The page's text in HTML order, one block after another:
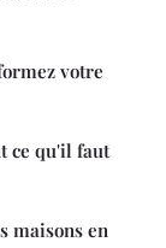
votre
ce qu'il faut
maisons en